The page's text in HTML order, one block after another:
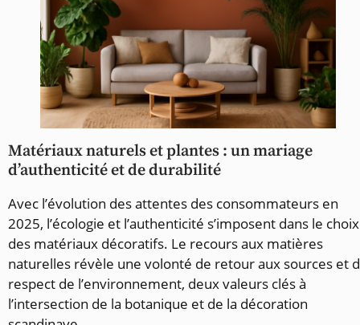
Matériaux naturels et plantes : un mariage
d’authenticité et de durabilité
Avec l’évolution des attentes des consommateurs en
2025, l’écologie et l’authenticité s’imposent dans le choix
des matériaux décoratifs. Le recours aux matières
naturelles révèle une volonté de retour aux sources et
respect de l’environnement, deux valeurs clés à
l’intersection de la botanique et de la décoration